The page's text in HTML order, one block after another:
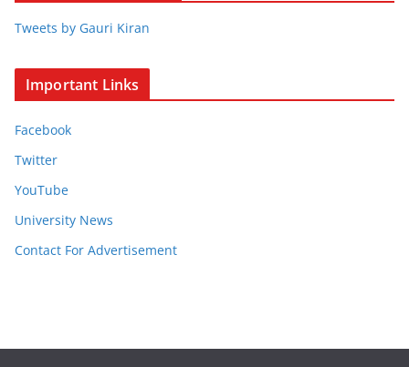
Tweets by Gauri Kiran
Important Links
Facebook
Twitter
YouTube
University News
Contact For Advertisement